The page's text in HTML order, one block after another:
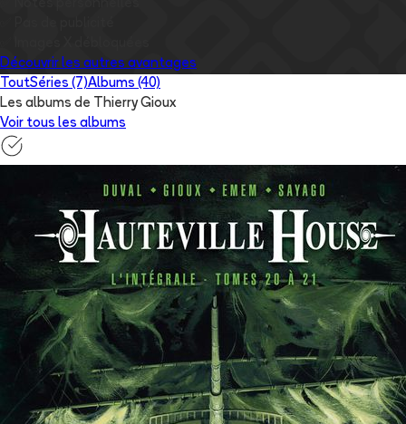
Découvrir les autres avantages
ToutSéries (7)Albums (40)
Les albums de Thierry Gioux
Voir tous les albums